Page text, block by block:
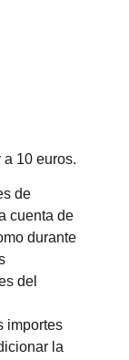
10 euros.
de
cuenta de
durante
del
importes
la